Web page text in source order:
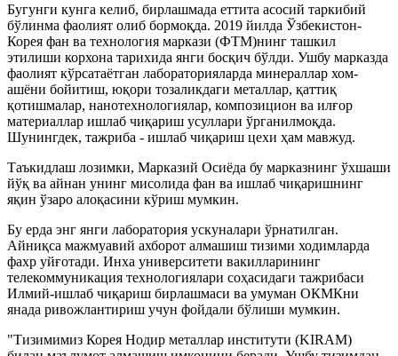
Бугунги кунга келиб, бирлашмада еттита асосий таркибий
бўлинма фаолият олиб бормоқда. 2019 йилда Ўзбекистон-
Корея фан ва технология маркази (ФТМ)нинг ташкил
этилиши корхона тарихида янги босқич бўлди. Ушбу марказда
фаолият кўрсатаётган лабораторияларда минераллар хом-
ашёни бойитиш, юқори тозаликдаги металлар, қаттиқ
қотишмалар, нанотехнологиялар, композицион ва илғор
материаллар ишлаб чиқариш усуллари ўрганилмоқда.
Шунингдек, тажриба - ишлаб чиқариш цехи ҳам мавжуд.
Таъкидлаш лозимки, Марказий Осиёда бу марказнинг ўхшаши
йўқ ва айнан унинг мисолида фан ва ишлаб чиқаришнинг
яқин ўзаро алоқасини кўриш мумкин.
Бу ерда энг янги лаборатория ускуналари ўрнатилган.
Айниқса мажмуавий ахборот алмашиш тизими ходимларда
фахр уйғотади. Инха университети вакилларининг
телекоммуникация технологиялари соҳасидаги тажрибаси
Илмий-ишлаб чиқариш бирлашмаси ва умуман ОКМКни
янада ривожлантириш учун фойдали бўлиши мумкин.
"Тизимимиз Корея Нодир металлар институти (KIRAM)